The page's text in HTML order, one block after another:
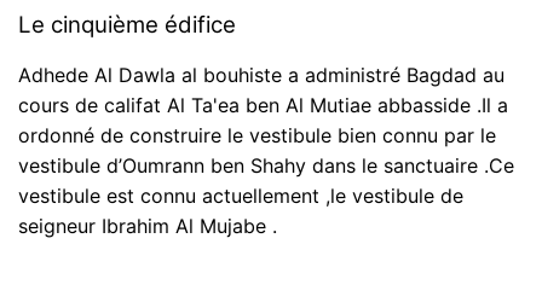
Le cinquième édifice
Adhede Al Dawla al bouhiste a administré Bagdad au
cours de califat Al Ta'ea ben Al Mutiae abbasside .Il a
ordonné de construire le vestibule bien connu par le
vestibule d’Oumrann ben Shahy dans le sanctuaire .Ce
vestibule est connu actuellement ,le vestibule de
seigneur Ibrahim Al Mujabe .